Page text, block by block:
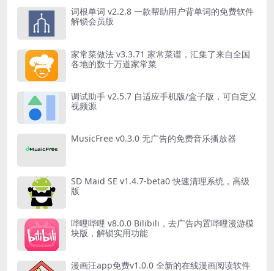
词根单词 v2.2.8 一款帮助用户背单词的免费软件
解锁会员版
家常菜做法 v3.3.71 家常菜谱，汇集了来自全国
各地的数十万道家常菜
调试助手 v2.5.7 自适应手机版/盒子版，可自定义
视频源
MusicFree v0.3.0 无广告的免费音乐播放器
SD Maid SE v1.4.7-beta0 快速清理系统，高级
版
哔哩哔哩 v8.0.0 Bilibili，去广告内置哔哩漫游模
块版，解锁实用功能
漫画汪app免费v1.0.0 全新的在线漫画阅读软件